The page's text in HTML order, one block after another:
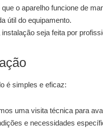
o aparelho funcione de
útil do equipamento.
seja feita por
é simples e eficaz:
uma visita técnica para
e necessidades